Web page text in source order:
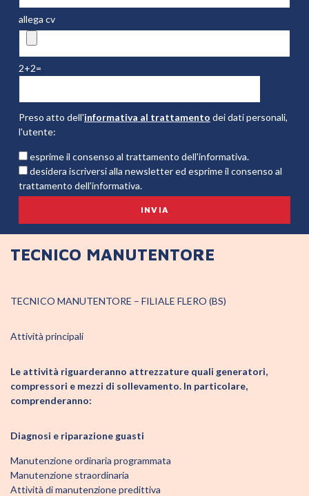
TECNICO MANUTENTORE
TECNICO MANUTENTORE – FILIALE FLERO (BS)
Attività principali
Le attività riguarderanno attrezzature quali generatori,
compressori e mezzi di sollevamento. In particolare,
comprenderanno:
Diagnosi e riparazione guasti
Manutenzione ordinaria programmata
Manutenzione straordinaria
Attività di manutenzione predittiva
allega cv
2+2=
Preso atto dell'informativa al trattamento dei dati personali,
l'utente:
esprime il consenso al trattamento dell'informativa.
desidera iscriversi alla newsletter ed esprime il consenso al
trattamento dell'informativa.